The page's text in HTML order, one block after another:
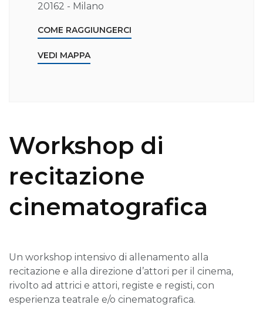
20162 - Milano
COME RAGGIUNGERCI
VEDI MAPPA
Workshop di
recitazione
cinematografica
Un workshop intensivo di allenamento alla
recitazione e alla direzione d’attori per il cinema,
rivolto ad attrici e attori, registe e registi, con
esperienza teatrale e/o cinematografica.